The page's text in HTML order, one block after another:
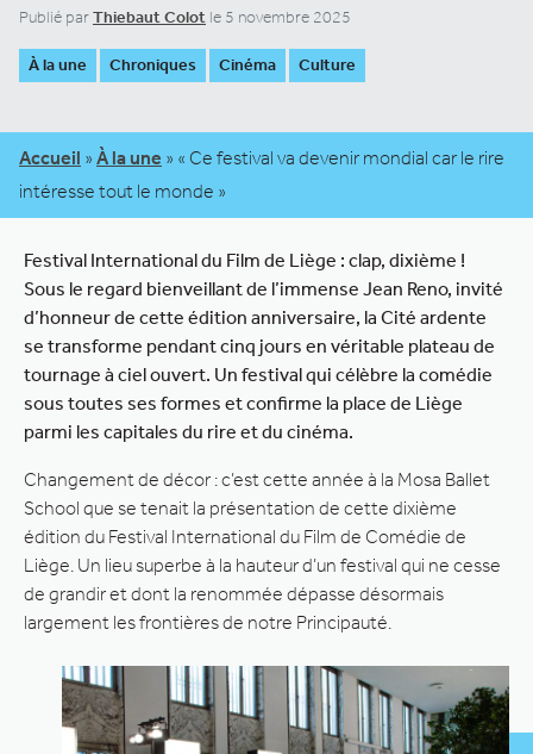
Publié parThiebaut Colot le 5 novembre 2025
À la une Chroniques Cinéma Culture
Accueil » À la une » « Ce festival va devenir mondial car le rire
intéresse tout le monde »
Festival International du Film de Liège : clap, dixième !
Sous le regard bienveillant de l’immense Jean Reno, invité
d’honneur de cette édition anniversaire, la Cité ardente
se transforme pendant cinq jours en véritable plateau de
tournage à ciel ouvert. Un festival qui célèbre la comédie
sous toutes ses formes et confirme la place de Liège
parmi les capitales du rire et du cinéma.
Changement de décor : c’est cette année à la Mosa Ballet
School que se tenait la présentation de cette dixième
édition du Festival International du Film de Comédie de
Liège. Un lieu superbe à la hauteur d’un festival qui ne cesse
de grandir et dont la renommée dépasse désormais
largement les frontières de notre Principauté.